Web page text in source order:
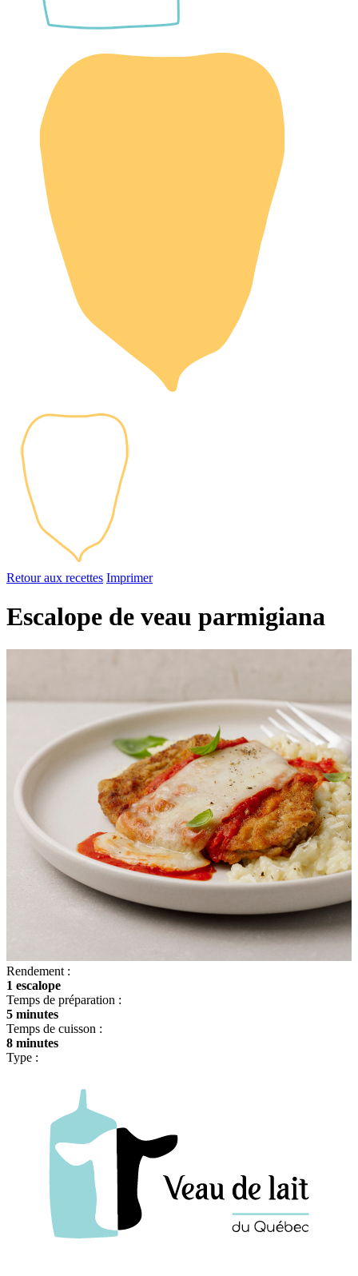
Retour aux recettes Imprimer
Escalope de veau parmigiana
Rendement :
1 escalope
Temps de préparation :
5 minutes
Temps de cuisson :
8 minutes
Type :